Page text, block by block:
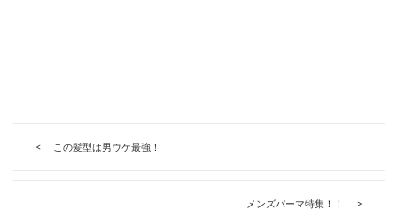
この髪型は男ウケ最強！
メンズパーマ特集！！